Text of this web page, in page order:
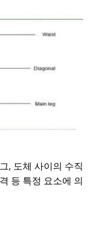
, 도체 사이의 수직
등 특정 요소에 의